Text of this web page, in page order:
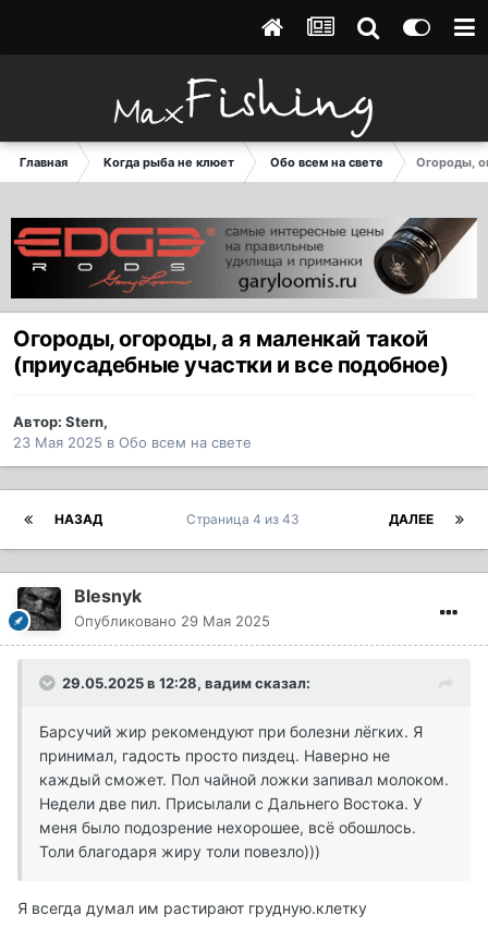
Главная Когда рыба не клюет Обо всем на свете Огороды,
Огороды, огороды, а я маленкай такой
(приусадебные участки и все подобное)
Автор: Stern,
23 Мая 2025 в Обо всем на свете
НАЗАД ДАЛЕЕ
Страница 4 из 43
Blesnyk
Опубликовано 29 Мая 2025
29.05.2025 в 12:28, вадимсказал:
Барсучий жир рекомендуют при болезни лëгких. Я
принимал, гадость просто пиздец. Наверно не
каждый сможет. Пол чайной ложки запивал молоком.
Недели две пил. Присылали с Дальнего Востока. У
меня было подозрение нехорошее, всë обошлось.
Толи благодаря жиру толи повезло)))
Я всегда думал им растирают грудную.клетку